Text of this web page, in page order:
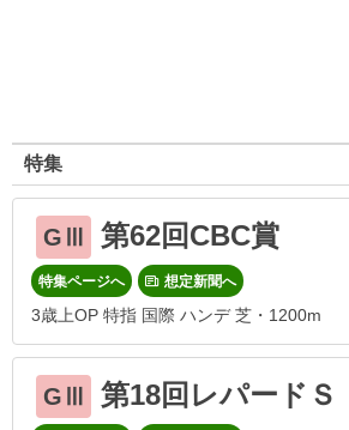
特集
GⅢ 第62回CBC賞
特集ページへ 想定新聞へ
3歳上OP 特指 国際 ハンデ 芝・1200m
GⅢ 第18回レパードＳ